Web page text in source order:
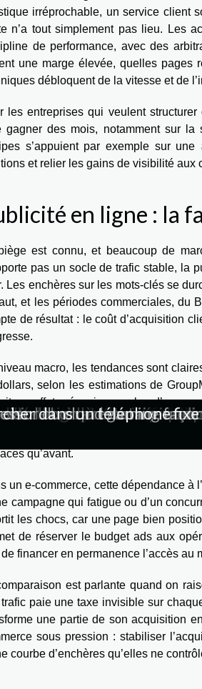
irréprochable, un service client
n’a tout simplement pas lieu. Les
de performance, avec des
une marge élevée, quelles pages
débloquent de la vitesse et de
les entreprises qui veulent
gagner des mois, notamment sur la
s’appuient par exemple sur une
et relier les gains de visibilité aux
en ligne : la
est connu, et beaucoup de
pas un socle de trafic stable, la
Les enchères sur les mots-clés se
et les périodes commerciales, du
de résultat : le coût d’acquisition
macro, les tendances sont
selon les estimations de
un effet mécanique : plus
des changements structurels,
qu’avant.
un e-commerce, cette dépendance à
campagne qui fatigue ou d’un
les chocs, car une page bien
de réserver le budget ads aux
financer en permanence l’accès au
est parlante quand on
paie une taxe invisible sur
une partie de son acquisition
sous pression : stabiliser
courbe d’enchères qu’elles ne
: ces métiers qui
itinéraires alternatifs pour
audit révèle le vrai coût
ou à diodes
sur investissement avec
le portage salarial
de streaming
de stockage de
des données
meilleures pratiques
et solutions
efficaces pour améliorer
furtives sur les
réseaux sociaux sur les
en intelligenceinfluencent-
UX design et leur impact
elles à l'ère
le bon prestataire
du cloud gaming
dans un téléphone